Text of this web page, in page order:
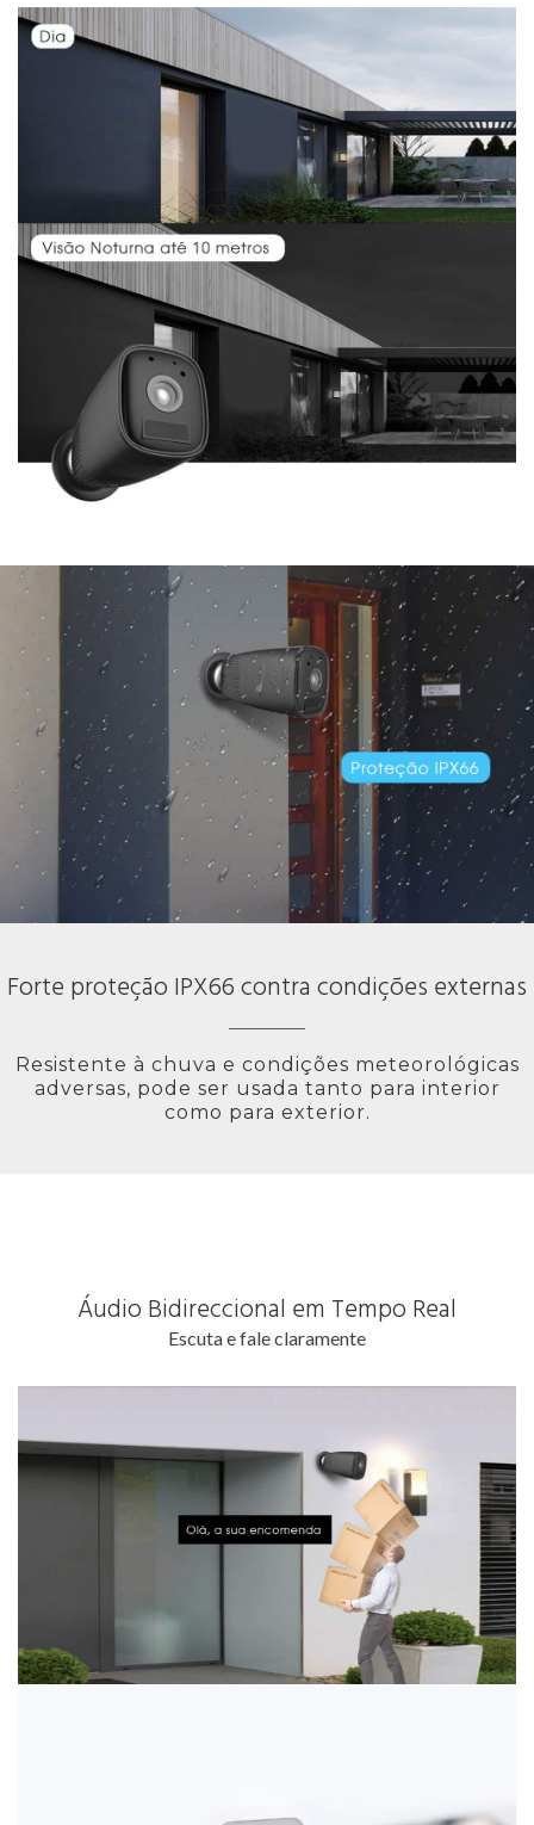
Forte proteção IPX66 contra condições externas
Resistente à chuva e condições meteorológicas
adversas, pode ser usada tanto para interior
como para exterior.
Áudio Bidireccional em Tempo Real
Escuta e fale claramente